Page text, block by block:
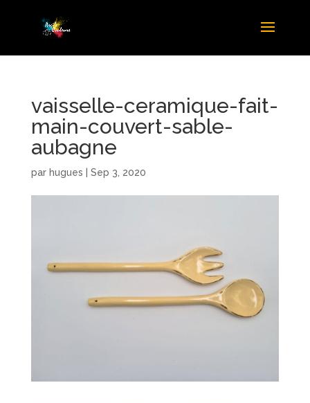
vaisselle-ceramique-fait-
main-couvert-sable-
aubagne
par hugues Sep 3, 2020